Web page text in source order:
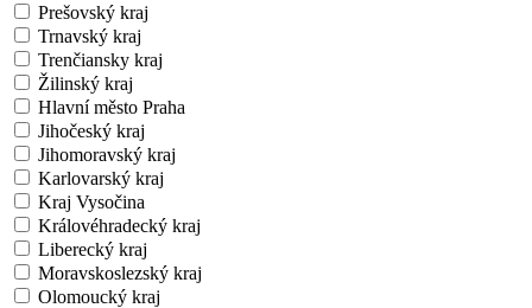
Prešovský kraj
Trnavský kraj
Trenčiansky kraj
Žilinský kraj
Hlavní město Praha
Jihočeský kraj
Jihomoravský kraj
Karlovarský kraj
Kraj Vysočina
Královéhradecký kraj
Liberecký kraj
Moravskoslezský kraj
Olomoucký kraj